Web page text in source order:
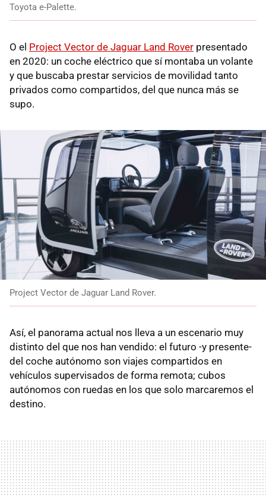
Toyota e-Palette.
O el Project Vector de Jaguar Land Rover presentado
en 2020: un coche eléctrico que sí montaba un volante
y que buscaba prestar servicios de movilidad tanto
privados como compartidos, del que nunca más se
supo.
Project Vector de Jaguar Land Rover.
Así, el panorama actual nos lleva a un escenario muy
distinto del que nos han vendido: el futuro -y presente-
del coche autónomo son viajes compartidos en
vehículos supervisados de forma remota; cubos
autónomos con ruedas en los que solo marcaremos el
destino.